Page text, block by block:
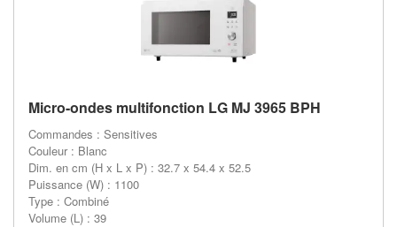
Micro-ondes multifonction LG MJ 3965 BPH
Commandes : Sensitives
Couleur : Blanc
Dim. en cm (H x L x P) : 32.7 x 54.4 x 52.5
Puissance (W) : 1100
Type : Combiné
Volume (L) : 39